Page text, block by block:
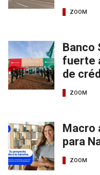
ZOOM
Banco
fuerte
de
ZOOM
Macro
para
ZOOM